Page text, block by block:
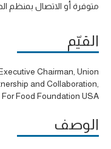
متوفرة أو الاتصال بمنظم
القيّم
Chairman, Union
and Collaboration,
Food Foundation USA
الوصف